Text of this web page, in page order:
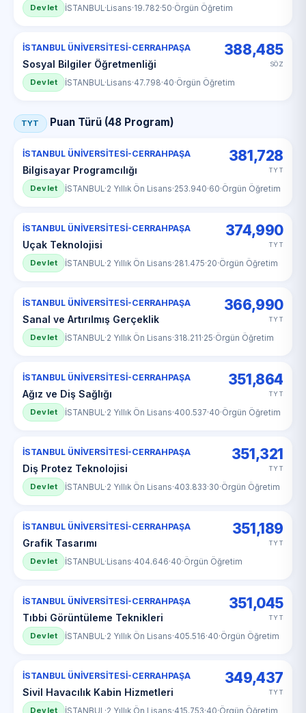
Devlet İSTANBUL ·Lisans·19.782·50·Örgün Öğretim
İSTANBUL ÜNİVERSİTESİ-CERRAHPAŞA
Sosyal Bilgiler Öğretmenliği
388,485
SÖZ
Devlet İSTANBUL ·Lisans·47.798·40·Örgün Öğretim
TYT Puan Türü (48 Program)
İSTANBUL ÜNİVERSİTESİ-CERRAHPAŞA
Bilgisayar Programcılığı
381,728
TYT
Devlet İSTANBUL ·2 Yıllık Ön Lisans·253.940·60·Örgün Öğretim
İSTANBUL ÜNİVERSİTESİ-CERRAHPAŞA
Uçak Teknolojisi
374,990
TYT
Devlet İSTANBUL ·2 Yıllık Ön Lisans·281.475·20·Örgün Öğretim
İSTANBUL ÜNİVERSİTESİ-CERRAHPAŞA
Sanal ve Artırılmış Gerçeklik
366,990
TYT
Devlet İSTANBUL ·2 Yıllık Ön Lisans·318.211·25·Örgün Öğretim
İSTANBUL ÜNİVERSİTESİ-CERRAHPAŞA
Ağız ve Diş Sağlığı
351,864
TYT
Devlet İSTANBUL ·2 Yıllık Ön Lisans·400.537·40·Örgün Öğretim
İSTANBUL ÜNİVERSİTESİ-CERRAHPAŞA
Diş Protez Teknolojisi
351,321
TYT
Devlet İSTANBUL ·2 Yıllık Ön Lisans·403.833·30·Örgün Öğretim
İSTANBUL ÜNİVERSİTESİ-CERRAHPAŞA
Grafik Tasarımı
351,189
TYT
Devlet İSTANBUL ·Lisans·404.646·40·Örgün Öğretim
İSTANBUL ÜNİVERSİTESİ-CERRAHPAŞA
Tıbbi Görüntüleme Teknikleri
351,045
TYT
Devlet İSTANBUL ·2 Yıllık Ön Lisans·405.516·40·Örgün Öğretim
İSTANBUL ÜNİVERSİTESİ-CERRAHPAŞA
Sivil Havacılık Kabin Hizmetleri
349,437
TYT
Devlet İSTANBUL ·2 Yıllık Ön Lisans·415.753·40·Örgün Öğretim